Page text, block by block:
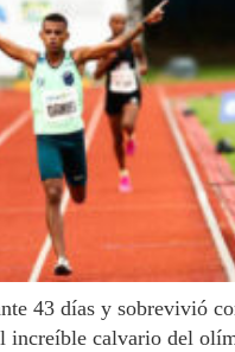
43 días y sobrevivió
increíble calvario del